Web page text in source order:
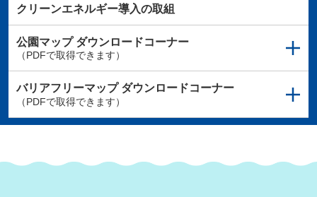
クリーンエネルギー導入の取組
公園マップダウンロードコーナー
（PDFで取得できます）
バリアフリーマップダウンロードコーナー
（PDFで取得できます）